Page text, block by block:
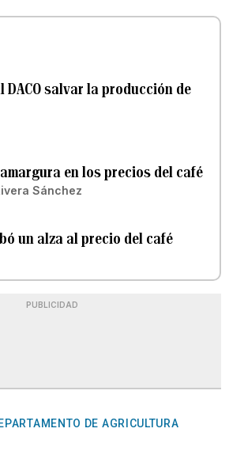
DACO salvar la producción de
en los precios del café
Sánchez
un alza al precio del café
PUBLICIDAD
DE AGRICULTURA